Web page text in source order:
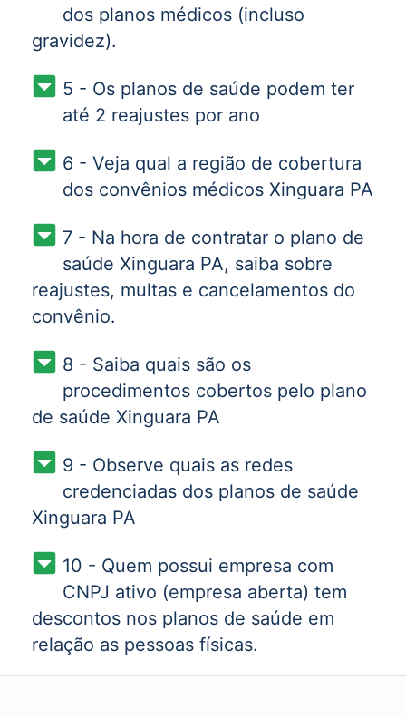
dos planos médicos (incluso
gravidez).
5 - Os planos de saúde podem ter
até 2 reajustes por ano
6 - Veja qual a região de cobertura
dos convênios médicos Xinguara PA
7 - Na hora de contratar o plano de
saúde Xinguara PA, saiba sobre
reajustes, multas e cancelamentos do
convênio.
8 - Saiba quais são os
procedimentos cobertos pelo plano
de saúde Xinguara PA
9 - Observe quais as redes
credenciadas dos planos de saúde
Xinguara PA
10 - Quem possui empresa com
CNPJ ativo (empresa aberta) tem
descontos nos planos de saúde em
relação as pessoas físicas.